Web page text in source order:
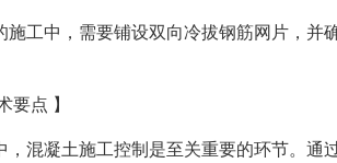
施工中，需要铺设双向冷拔钢筋网片，
要点 】
，混凝土施工控制是至关重要的环节。